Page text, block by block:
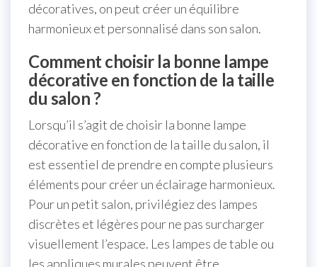
décoratives, on peut créer un équilibre
harmonieux et personnalisé dans son salon.
Comment choisir la bonne lampe
décorative en fonction de la taille
du salon ?
Lorsqu’il s’agit de choisir la bonne lampe
décorative en fonction de la taille du salon, il
est essentiel de prendre en compte plusieurs
éléments pour créer un éclairage harmonieux.
Pour un petit salon, privilégiez des lampes
discrètes et légères pour ne pas surcharger
visuellement l’espace. Les lampes de table ou
les appliques murales peuvent être